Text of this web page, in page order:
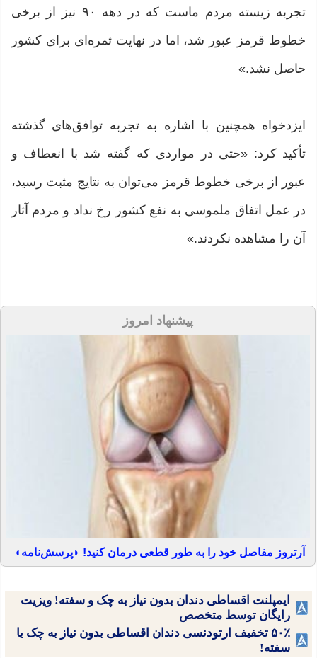
تجربه زیسته مردم ماست که در دهه ۹۰ نیز از برخی
خطوط قرمز عبور شد، اما در نهایت ثمره‌ای برای کشور
حاصل نشد.»
ایزدخواه همچنین با اشاره به تجربه توافق‌های گذشته
تأکید کرد: «حتی در مواردی که گفته شد با انعطاف و
عبور از برخی خطوط قرمز می‌توان به نتایج مثبت رسید،
در عمل اتفاق ملموسی به نفع کشور رخ نداد و مردم آثار
آن را مشاهده نکردند.»
پیشنهاد امروز
آرتروز مفاصل خود را به طور قطعی درمان کنید! ◗پرسش‌نامه◖
ایمپلنت اقساطی دندان بدون نیاز به چک و سفته! ویزیت
رایگان توسط متخصص
۵۰٪ تخفیف ارتودنسی دندان اقساطی بدون نیاز به چک یا
سفته!